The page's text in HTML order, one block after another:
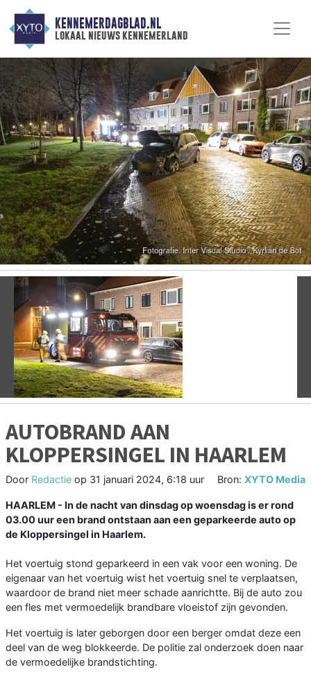
KENNEMERDAGBLAD.NL
lokaal nieuws kennemerland
Vorige
AUTOBRAND AAN
KLOPPERSINGEL IN HAARLEM
Door Redactie op 31 januari 2024, 6:18 uur Bron: XYTO Media
HAARLEM - In de nacht van dinsdag op woensdag is er rond
03.00 uur een brand ontstaan aan een geparkeerde auto op
de Kloppersingel in Haarlem.
Het voertuig stond geparkeerd in een vak voor een woning. De
eigenaar van het voertuig wist het voertuig snel te verplaatsen,
waardoor de brand niet meer schade aanrichtte. Bij de auto zou
een fles met vermoedelijk brandbare vloeistof zijn gevonden.
Het voertuig is later geborgen door een berger omdat deze een
deel van de weg blokkeerde. De politie zal onderzoek doen naar
de vermoedelijke brandstichting.